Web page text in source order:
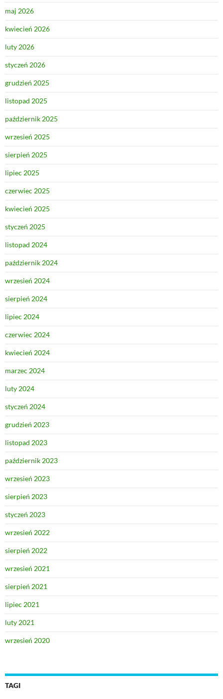
maj 2026
kwiecień 2026
luty 2026
styczeń 2026
grudzień 2025
listopad 2025
październik 2025
wrzesień 2025
sierpień 2025
lipiec 2025
czerwiec 2025
kwiecień 2025
styczeń 2025
listopad 2024
październik 2024
wrzesień 2024
sierpień 2024
lipiec 2024
czerwiec 2024
kwiecień 2024
marzec 2024
luty 2024
styczeń 2024
grudzień 2023
listopad 2023
październik 2023
wrzesień 2023
sierpień 2023
styczeń 2023
wrzesień 2022
sierpień 2022
wrzesień 2021
sierpień 2021
lipiec 2021
luty 2021
wrzesień 2020
TAGI